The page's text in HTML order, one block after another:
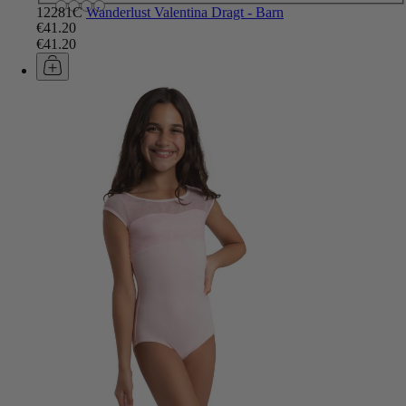
12281C Wanderlust Valentina Dragt - Barn
€41.20
€41.20